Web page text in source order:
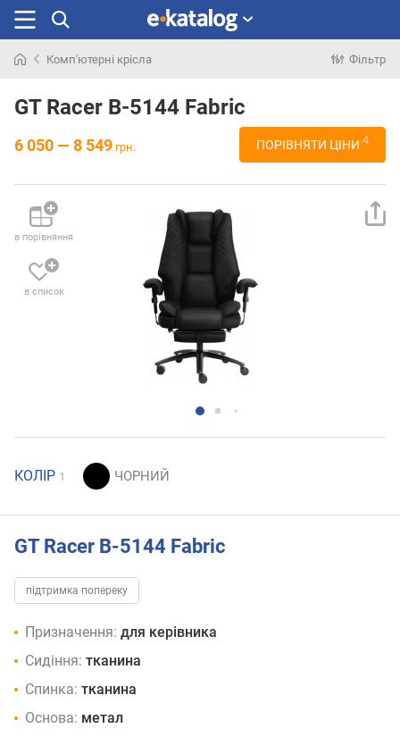
раніше
Комп'ютерні крісла Фільтр
GT Racer B-5144 Fabric
6 050 — 8 549 грн. ПОРІВНЯТИ ЦІНИ 4
в порівняння
в список
КОЛІР 1
GT Racer B-5144 Fabric
підтримка попереку
Призначення: для керівника
Сидіння: тканина
Спинка: тканина
Основа: метал